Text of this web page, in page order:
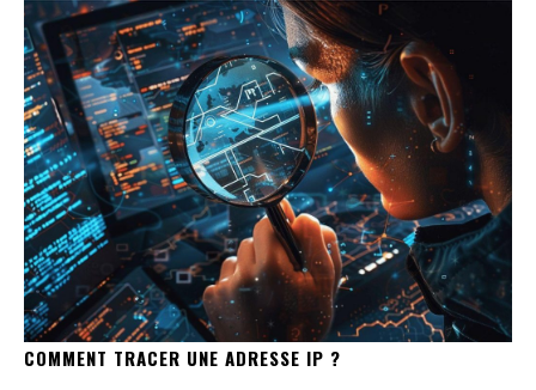
COMMENT TRACER UNE ADRESSE IP ?